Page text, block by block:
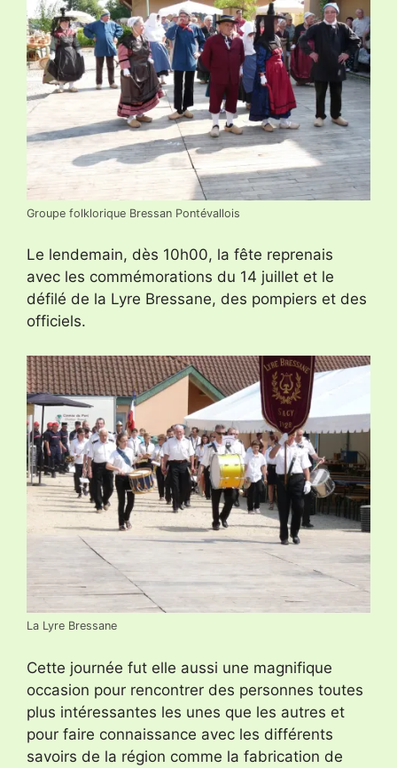
Groupe folklorique Bressan Pontévallois
Le lendemain, dès 10h00, la fête reprenais
avec les commémorations du 14 juillet et le
défilé de la Lyre Bressane, des pompiers et des
officiels.
La Lyre Bressane
Cette journée fut elle aussi une magnifique
occasion pour rencontrer des personnes toutes
plus intéressantes les unes que les autres et
pour faire connaissance avec les différents
savoirs de la région comme la fabrication de